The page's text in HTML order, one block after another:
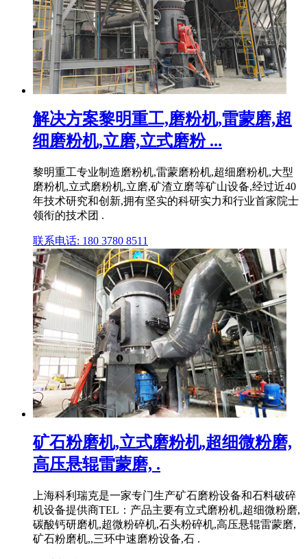
解决方案黎明重工,磨粉机,雷蒙磨,超
细磨粉机,立磨,立式磨粉 ...
黎明重工专业制造磨粉机,雷蒙磨粉机,超细磨粉机,大型
磨粉机,立式磨粉机,立磨,矿渣立磨等矿山设备,经过近40
年技术研究和创新,拥有坚实的科研实力和行业首家院士
领衔的技术团 .
联系电话: 180 3780 8511
矿石粉磨机,立式磨粉机,超细微粉磨,
高压悬辊雷蒙磨, .
上海科利瑞克是一家专门生产矿石磨粉设备和石料破碎
机设备提供商TEL：产品主要有立式磨粉机,超细微粉磨,
碳酸钙研磨机,超微粉碎机,石头粉碎机,高压悬辊雷蒙磨,
矿石粉磨机,,三环中速磨粉设备,石 .